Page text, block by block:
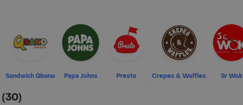
Sandwich Qbano Papa Johns Presto Crepes & Waffles Sr Wok
(30)